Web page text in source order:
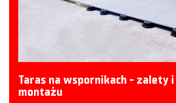
Taras na wspornikach - zalety
montażu